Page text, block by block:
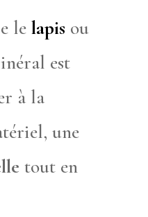
le lapis ou
est
à la
une
tout en